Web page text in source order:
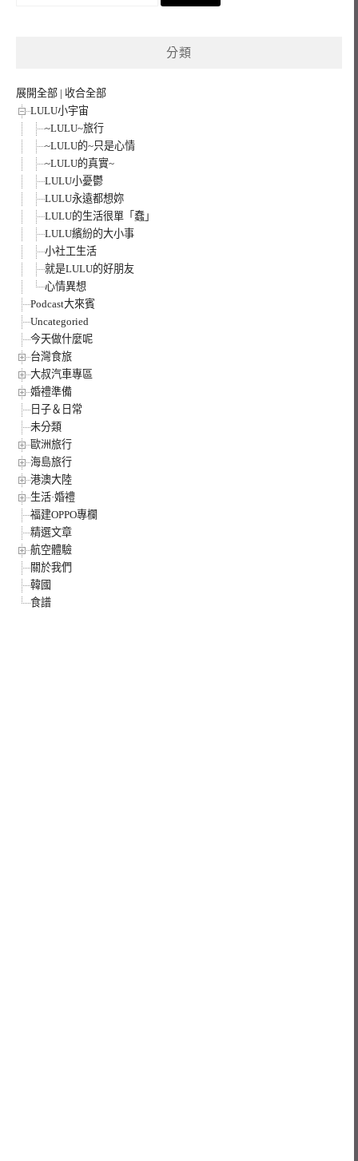
分類
展開全部 | 收合全部
LULU小宇宙
~LULU~旅行
~LULU的~只是心情
~LULU的真實~
LULU小憂鬱
LULU永遠都想妳
LULU的生活很單「蠢」
LULU繽紛的大小事
小社工生活
就是LULU的好朋友
心情異想
Podcast大來賓
Uncategoried
今天做什麼呢
台灣食旅
大叔汽車專區
婚禮準備
日子＆日常
未分類
歐洲旅行
海島旅行
港澳大陸
生活·婚禮
福建OPPO專欄
精選文章
航空體驗
關於我們
韓國
食譜